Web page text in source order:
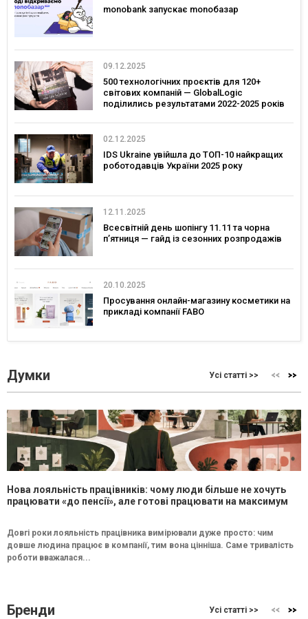
monobank запускає monoбазар
09.12.2025
500 технологічних проєктів для 120+
світових компаній — GlobalLogic
поділились результатами 2022-2025 років
02.12.2025
IDS Ukraine увійшла до ТОП-10 найкращих
роботодавців України 2025 року
12.11.2025
Всесвітній день шопінгу 11.11 та чорна
п’ятниця — гайд із сезонних розпродажів
20.10.2025
Просування онлайн-магазину косметики на
прикладі компанії FABO
Думки Усі статті >>
Нова лояльність працівників: чому люди більше не хочуть
працювати «до пенсії», але готові працювати на максимум
Довгі роки лояльність працівника вимірювали дуже просто: чим
довше людина працює в компанії, тим вона цінніша. Саме тривалість
роботи вважалася...
Бренди Усі статті >>